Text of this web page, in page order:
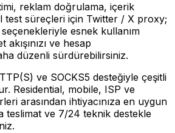
reklam doğrulama, içerik
test süreçleri için Twitter / X proxy;
esnek kullanım
ve hesap
düzenli sürdürebilirsiniz.
ve SOCKS5 desteğiyle çeşitli
Residential, mobile, ISP ve
arasından ihtiyacınıza en uygun
teslimat ve 7/24 teknik destekle